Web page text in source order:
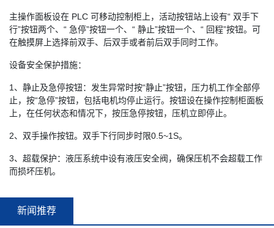
主操作面板设在 PLC 可移动控制柜上，活动按钮站上设有“ 双手下
行”按钮两个、“ 急停”按钮一个、“ 静止”按钮一个、“ 回程”按钮。可
在触摸屏上选择前双手、后双手或者前后双手同时工作。
设备安全保护措施：
1、静止及急停按钮：发生异常时按“静止”按钮，压力机工作全部停
止，按“急停”按钮，包括电机均停止运行。按钮设在操作控制柜面板
上，在任何状态和情况下，按压急停按钮，压机立即停止。
2、双手操作按钮。双手下行同步时限0.5~1S。
3、超载保护：液压系统中设有液压安全阀，确保压机不会超载工作
而损坏压机。
新闻推荐